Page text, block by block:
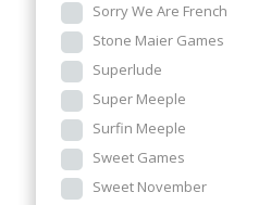
Sorry We Are French
Stone Maier Games
Superlude
Super Meeple
Surfin Meeple
Sweet Games
Sweet November